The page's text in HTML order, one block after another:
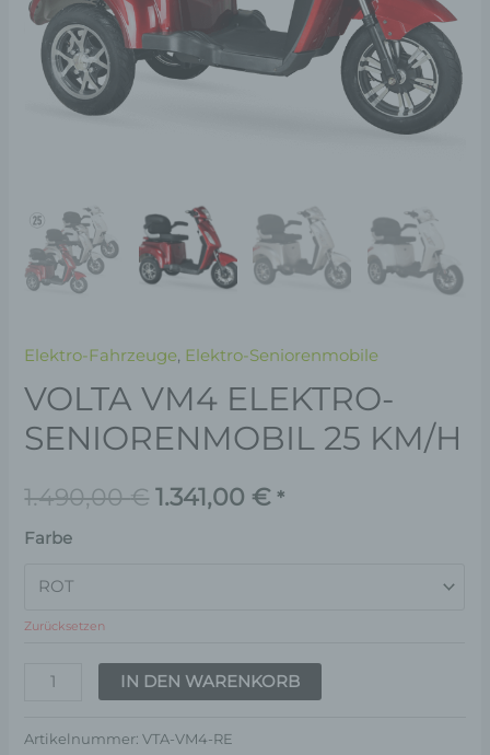
Elektro-Fahrzeuge, Elektro-Seniorenmobile
VOLTA VM4 ELEKTRO-
SENIORENMOBIL 25 KM/H
1.490,00€ 1.341,00 € *
Farbe
Zurücksetzen
IN DEN WARENKORB
Artikelnummer:VTA-VM4-RE